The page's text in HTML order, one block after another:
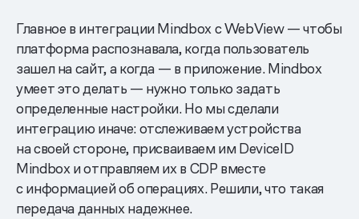
Главное в интеграции Mindbox с WebView — чтобы
платформа распознавала, когда пользователь
зашел на сайт, а когда — в приложение. Mindbox
умеет это делать — нужно только задать
определенные настройки. Но мы сделали
интеграцию иначе: отслеживаем устройства
на своей стороне, присваиваем им DeviceID
Mindbox и отправляем их в CDP вместе
с информацией об операциях. Решили, что такая
передача данных надежнее.